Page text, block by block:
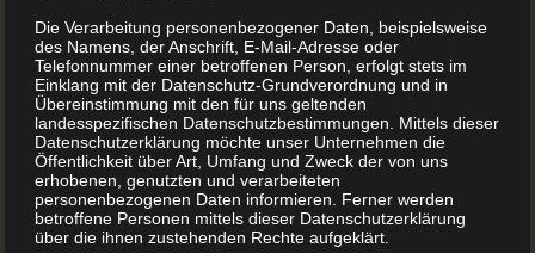
Mit uns zum eigenen
Backbuch
Backbücher drucken lassen
ist leicht
Die Verarbeitung personenbezogener Daten, beispielsweise
des Namens, der Anschrift, E-Mail-Adresse oder
Telefonnummer einer betroffenen Person, erfolgt stets im
Einklang mit der Datenschutz-Grundverordnung und in
Übereinstimmung mit den für uns geltenden
landesspezifischen Datenschutzbestimmungen. Mittels dieser
Datenschutzerklärung möchte unser Unternehmen die
Öffentlichkeit über Art, Umfang und Zweck der von uns
erhobenen, genutzten und verarbeiteten
personenbezogenen Daten informieren. Ferner werden
betroffene Personen mittels dieser Datenschutzerklärung
über die ihnen zustehenden Rechte aufgeklärt.